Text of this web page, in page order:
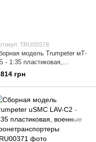
TRU05578
модель Trumpeter мТ-
- 1:35 пластиковая,
бронетранспортеры
грн